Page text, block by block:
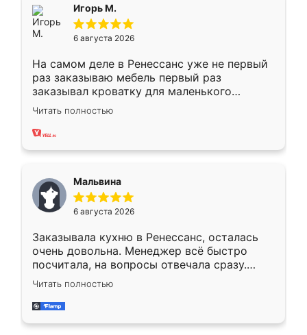
Игорь М.
6 августа 2026
На самом деле в Ренессанс уже не первый
раз заказываю мебель первый раз
заказывал кроватку для маленького
ребёнка при его рождении ,во второй раз
заказал шкаф-купе. По качеству очень
хорошее сборка достаточно быстрая,
меньше, здесь же он более разнообразный.
Мне нравится ,если что-то потребуется из
мебели буду заказывать только здесь.
Читать полностью
Мальвина
6 августа 2026
Заказывала кухню в Ренессанс, осталась
очень довольна. Менеджер всё быстро
посчитала, на вопросы отвечала сразу.
Замерщик приехал в субботу, подошёл к
делу со всей ответственностью. Собрали
за день, ребята работали аккуратно, даже
Читать полностью